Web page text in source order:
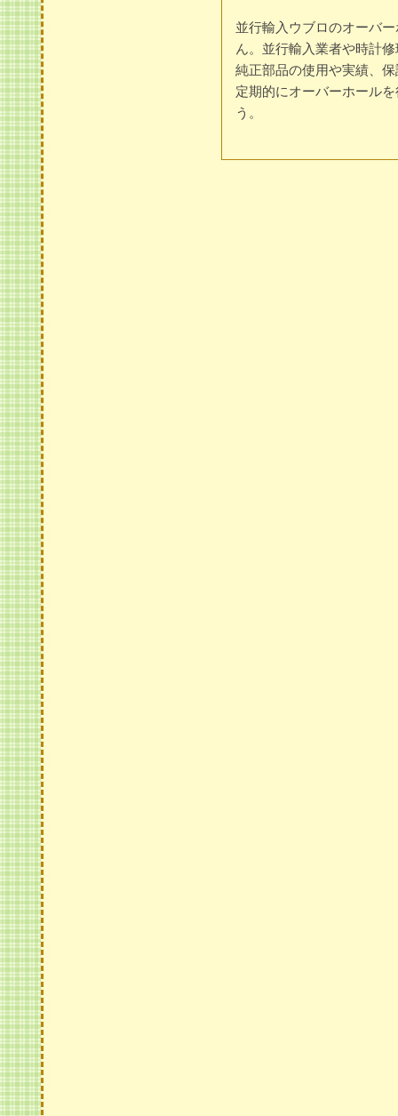
並行輸入ウブロのオーバ
ん。並行輸入業者や時計
純正部品の使用や実績、
定期的にオーバーホール
う。